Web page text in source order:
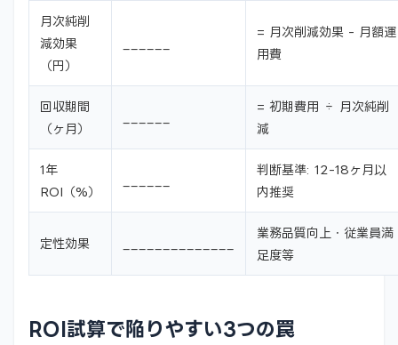
月次純削
減効果
（円）
= 月次削減効果 - 月額運
用費
回収期間
（ヶ月）
= 初期費用 ÷ 月次純削
減
1年
ROI（%）
判断基準: 12-18ヶ月以
内推奨
定性効果
業務品質向上・従業員満
足度等
ROI試算で陥りやすい3つの罠